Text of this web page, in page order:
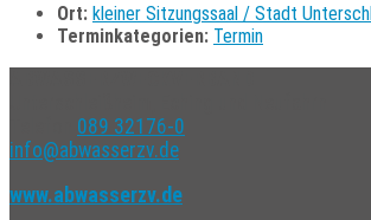
Ort: kleiner Sitzungssaal / Stadt
Terminkategorien: Termin
089 32176-0
info@abwasserzv.de
www.abwasserzv.de